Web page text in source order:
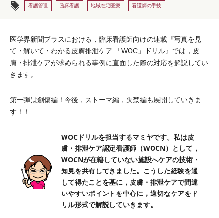
看護管理 臨床看護 地域在宅医療 看護師の手技
医学界新聞プラスにおける，臨床看護師向けの連載『写真を見
て・解いて・わかる皮膚排泄ケア 「WOC」ドリル』では，皮
膚・排泄ケアが求められる事例に直面した際の対応を解説してい
きます。
第一弾は創傷編！今後，ストーマ編，失禁編も展開していきま
す！！
WOCドリルを担当するマミヤです。私は皮
膚・排泄ケア認定看護師（WOCN）として，
WOCNが在籍していない施設へケアの技術・
知見を共有してきました。こうした経験を通
して得たことを基に，皮膚・排泄ケアで間違
いやすいポイントを中心に，適切なケアをド
リル形式で解説していきます。